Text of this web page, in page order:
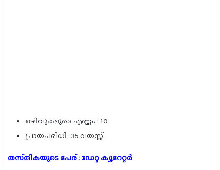
ഒഴിവുകളുടെ എണ്ണം : 10
പ്രായപരിധി : 35 വയസ്സ്.
തസ്‌തികയുടെ പേര് : ഡേറ്റ ക്യൂറേറ്റർ